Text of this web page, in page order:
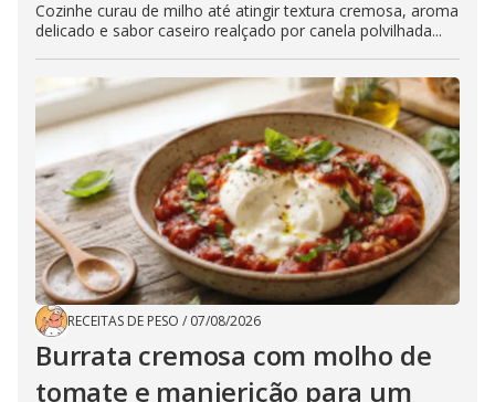
Cozinhe curau de milho até atingir textura cremosa, aroma
delicado e sabor caseiro realçado por canela polvilhada...
RECEITAS DE PESO / 07/08/2026
Burrata cremosa com molho de
tomate e manjericão para um